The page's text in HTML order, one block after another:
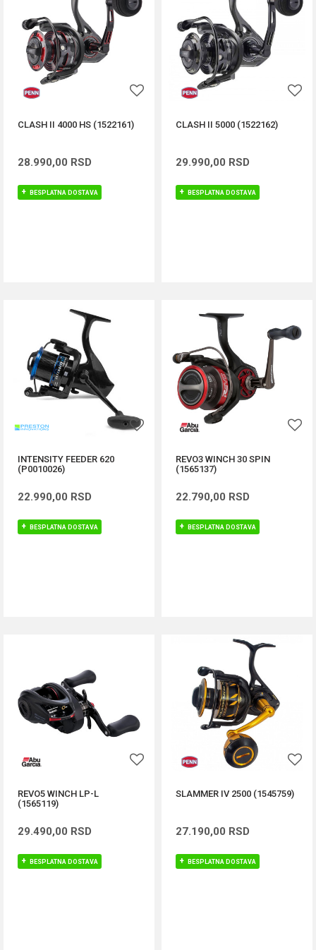
CLASH II 4000 HS (1522161)
28.990,00 RSD
BESPLATNA DOSTAVA
CLASH II 5000 (1522162)
29.990,00 RSD
BESPLATNA DOSTAVA
INTENSITY FEEDER 620
(P0010026)
22.990,00 RSD
BESPLATNA DOSTAVA
REVO3 WINCH 30 SPIN
(1565137)
22.790,00 RSD
BESPLATNA DOSTAVA
REVO5 WINCH LP-L
(1565119)
29.490,00 RSD
BESPLATNA DOSTAVA
SLAMMER IV 2500 (1545759)
27.190,00 RSD
BESPLATNA DOSTAVA